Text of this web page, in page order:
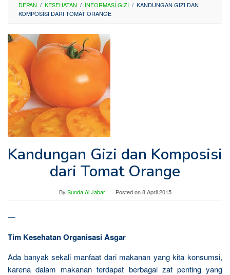
DEPAN / KESEHATAN / INFORMASI GIZI / KANDUNGAN GIZI DAN
KOMPOSISI DARI TOMAT ORANGE
Kandungan Gizi dan Komposisi
dari Tomat Orange
By Sunda Al Jabar Posted on8 April 2015
—
Tim Kesehatan Organisasi Asgar
Ada banyak sekali manfaat dari makanan yang kita konsumsi,
karena dalam makanan terdapat berbagai zat penting yang